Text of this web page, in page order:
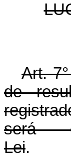
Art.
de
será
Lei